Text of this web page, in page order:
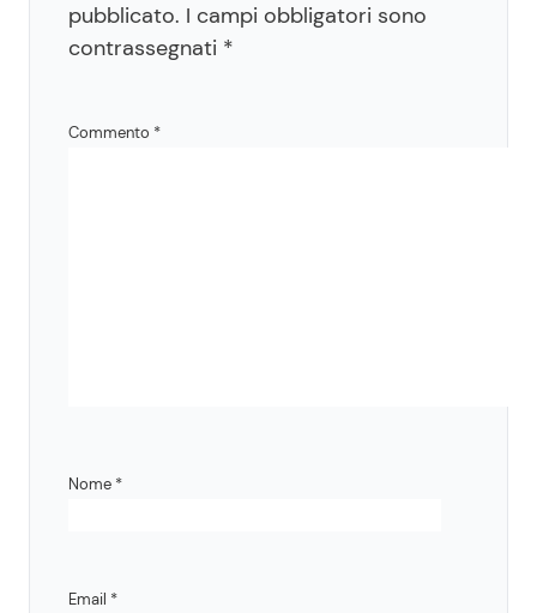
pubblicato. I campi obbligatori sono
contrassegnati *
Commento *
Nome *
Email *